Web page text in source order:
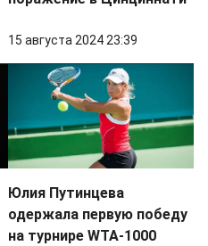
15 августа 2024 23:39
Юлия Путинцева
одержала первую победу
на турнире WTA-1000